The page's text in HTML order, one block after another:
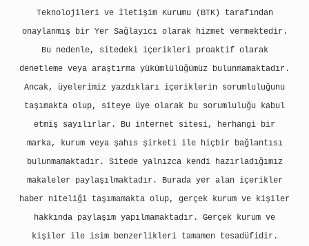
Teknolojileri ve İletişim Kurumu (BTK) tarafından
onaylanmış bir Yer Sağlayıcı olarak hizmet vermektedir.
Bu nedenle, sitedeki içerikleri proaktif olarak
denetleme veya araştırma yükümlülüğümüz bulunmamaktadır.
Ancak, üyelerimiz yazdıkları içeriklerin sorumluluğunu
taşımakta olup, siteye üye olarak bu sorumluluğu kabul
etmiş sayılırlar. Bu internet sitesi, herhangi bir
marka, kurum veya şahıs şirketi ile hiçbir bağlantısı
bulunmamaktadır. Sitede yalnızca kendi hazırladığımız
makaleler paylaşılmaktadır. Burada yer alan içerikler
haber niteliği taşımamakta olup, gerçek kurum ve kişiler
hakkında paylaşım yapılmamaktadır. Gerçek kurum ve
kişiler ile isim benzerlikleri tamamen tesadüfidir.